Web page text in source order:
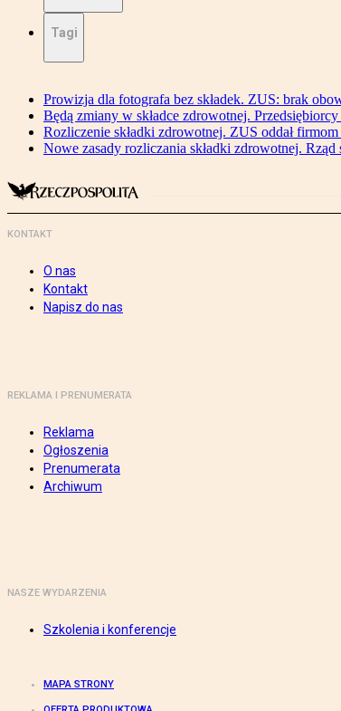
Tagi
Prowizja dla fotografa bez składek. ZUS: brak
Będą zmiany w składce zdrowotnej.
Rozliczenie składki zdrowotnej. ZUS oddał
Nowe zasady rozliczania składki zdrowotnej.
KONTAKT
O nas
Kontakt
Napisz do nas
REKLAMA I PRENUMERATA
Reklama
Ogłoszenia
Prenumerata
Archiwum
NASZE WYDARZENIA
Szkolenia i konferencje
MAPA STRONY